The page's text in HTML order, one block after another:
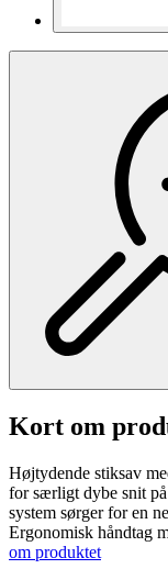
Kort om
Højtydende stiksav
for særligt dybe snit
system sørger for en
Ergonomisk håndtag
om produktet